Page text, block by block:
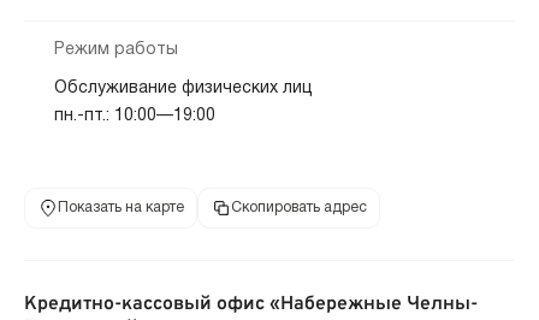
Режим работы
Обслуживание физических лиц
пн.-пт.: 10:00—19:00
Показать на карте Скопировать адрес
Кредитно-кассовый офис «Набережные Челны-